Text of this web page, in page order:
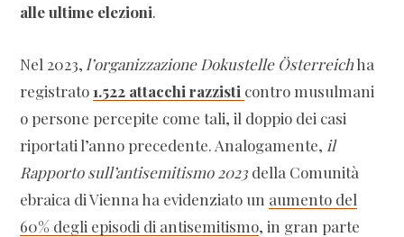
alle ultime elezioni.
Nel 2023, l’organizzazione Dokustelle Österreichha
registrato1.522 attacchi razzisti contro musulmani
o persone percepite come tali, il doppio dei casi
riportati l’anno precedente. Analogamente, il
Rapporto sull’antisemitismo 2023 della Comunità
ebraica di Vienna ha evidenziato un aumento del
60% degli episodi di antisemitismo, in gran parte